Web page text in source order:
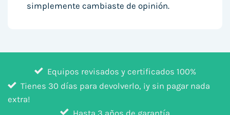
simplemente cambiaste de opinión.
Equipos revisados y certificados 100%
Tienes 30 días para devolverlo, ¡y sin pagar nada
extra!